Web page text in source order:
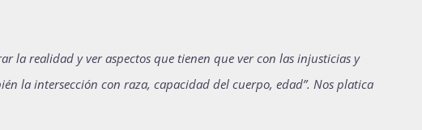
la realidad y ver aspectos que tienen que ver con las injusticias y
la intersección con raza, capacidad del cuerpo, edad”. Nos platica